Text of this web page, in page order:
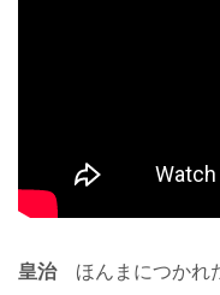
皇治ほんまにつかれ